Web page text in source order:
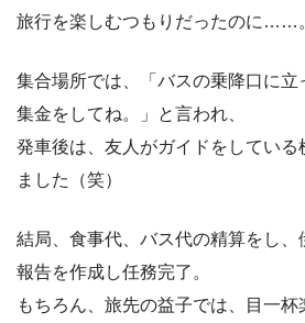
旅行を楽しむつもりだったのに……
集合場所では、「バスの乗降口に
集金をしてね。」と言われ、
発車後は、友人がガイドをしている
ました（笑）
結局、食事代、バス代の精算をし
報告を作成し任務完了。
もちろん、旅先の益子では、目一杯